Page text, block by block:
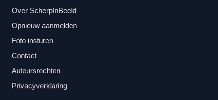
Over ScherpInBeeld
Opnieuw aanmelden
Foto insturen
Contact
Auteursrechten
Privacyverklaring